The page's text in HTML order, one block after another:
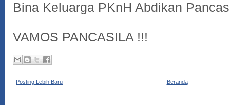
Bina Keluarga PKnH Abdikan
VAMOS PANCASILA !!!
Posting Lebih Baru Beranda